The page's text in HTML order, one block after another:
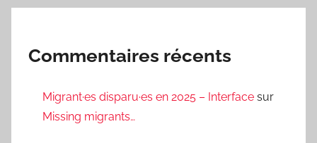
Commentaires récents
Migrant·es disparu·es en 2025 – Interface sur
Missing migrants…